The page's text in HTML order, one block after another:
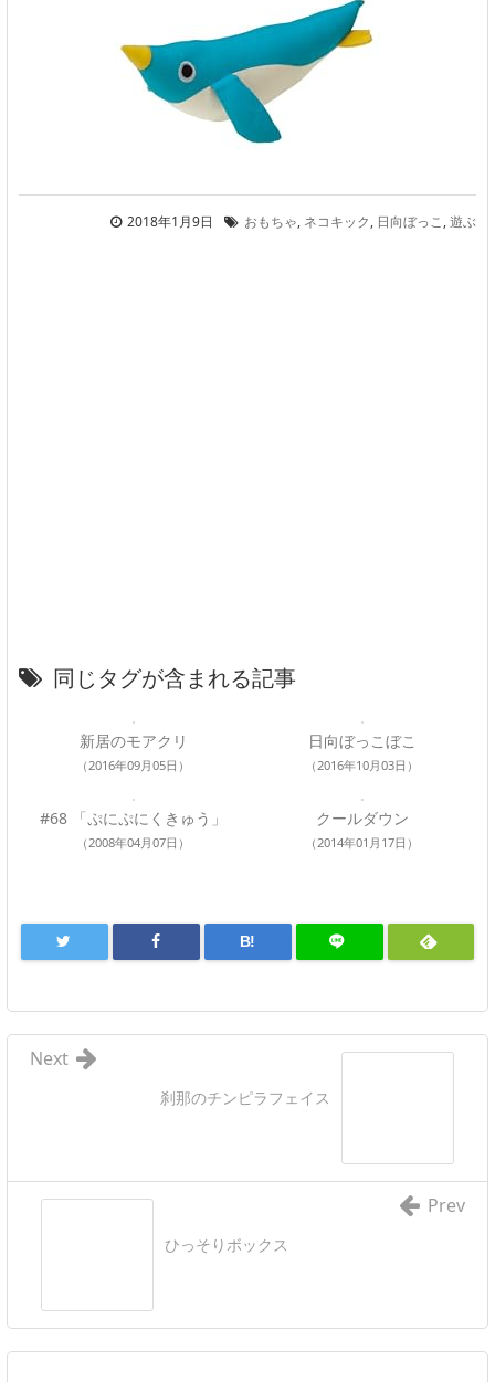
2018年1月9日 おもちゃ, ネコキック, 日向ぼっこ ,遊ぶ
同じタグが含まれる記事
新居のモアクリ
（2016年09月05日）
日向ぼっこぼこ
（2016年10月03日）
#68 「ぷにぷにくきゅう」
（2008年04月07日）
クールダウン
（2014年01月17日）
B!
刹那のチンピラフェイス
Next
ひっそりボックス
Prev